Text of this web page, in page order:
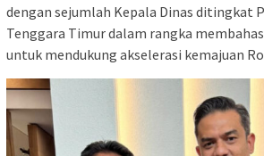
dengan sejumlah Kepala Dinas ditingkat
Tenggara Timur dalam rangka
untuk mendukung akselerasi kemajuan